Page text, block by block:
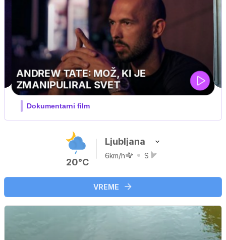
PINGVIN
pustolovski
20°C
Ljubljana
6km/h S
VREME